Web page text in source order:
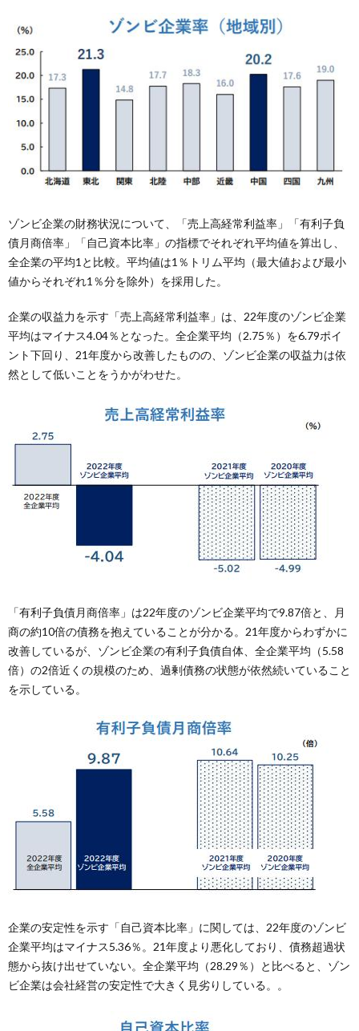
ゾンビ企業の財務状況について、「売上高経常利益率」「有利子負
債月商倍率」「自己資本比率」の指標でそれぞれ平均値を算出し、
全企業の平均1と比較。平均値は1％トリム平均（最大値および最小
値からそれぞれ1％分を除外）を採用した。
企業の収益力を示す「売上高経常利益率」は、22年度のゾンビ企業
平均はマイナス4.04％となった。全企業平均（2.75％）を6.79ポイ
ント下回り、21年度から改善したものの、ゾンビ企業の収益力は依
然として低いことをうかがわせた。
「有利子負債月商倍率」は22年度のゾンビ企業平均で9.87倍と、月
商の約10倍の債務を抱えていることが分かる。21年度からわずかに
改善しているが、ゾンビ企業の有利子負債自体、全企業平均（5.58
倍）の2倍近くの規模のため、過剰債務の状態が依然続いていること
を示している。
企業の安定性を示す「自己資本比率」に関しては、22年度のゾンビ
企業平均はマイナス5.36％。21年度より悪化しており、債務超過状
態から抜け出せていない。全企業平均（28.29％）と比べると、ゾン
ビ企業は会社経営の安定性で大きく見劣りしている。。